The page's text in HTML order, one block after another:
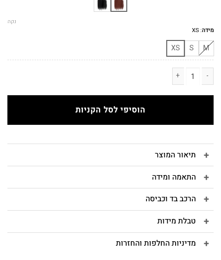
מידה:
XS
M
S
XS
נקה
הוסיפי לסל הקניות
תיאור המוצר
התאמה ומידה
הרכב בד וכביסה
טבלת מידות
מדיניות החלפות והחזרות